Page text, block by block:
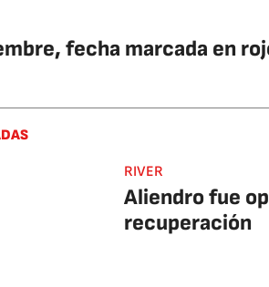
fecha marcada en
RIVER
Aliendro fue
recuperación